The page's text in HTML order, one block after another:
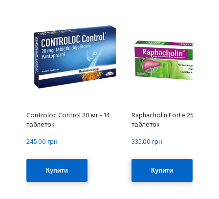
Controloc Control 20 мг - 14
таблеток
245.00 грн
Купити
Raphacholin Forte 250 мг - 10
таблеток
335.00 грн
Купити